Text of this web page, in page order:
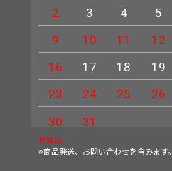
2
3 4 5
9
10 11 12
16
17 18 19
23
24 25 26
30
31
休業日
※商品発送、お問い合わせを含みます。